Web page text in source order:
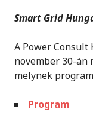
Smart Grid
A Power Consult
november 30-án
melynek
Program